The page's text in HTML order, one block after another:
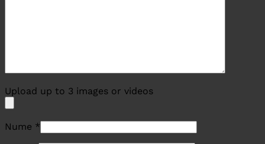
Upload up to 3 images or videos
Nume *